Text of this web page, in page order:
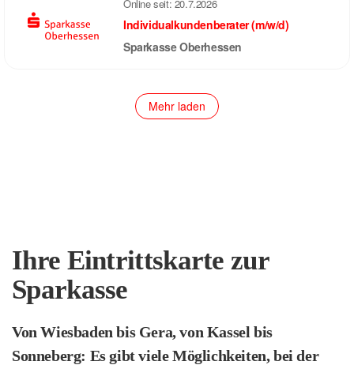
Online seit: 20.7.2026
Individualkundenberater (m/w/d)
Sparkasse Oberhessen
Mehr laden
Ihre Eintrittskarte zur
Sparkasse
Von Wiesbaden bis Gera, von Kassel bis
Sonneberg: Es gibt viele Möglichkeiten, bei der